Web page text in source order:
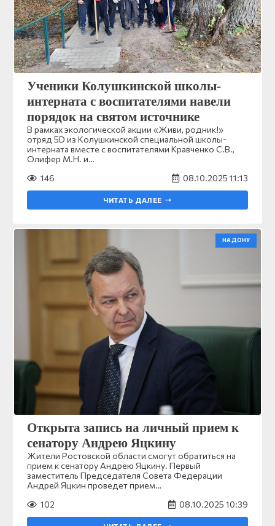
Ученики Колушкинской школы-
интерната с воспитателями навели
порядок на святом источнике
В рамках экологической акции «Живи, родник!»
отряд 5D из Колушкинской специальной школы-
интерната вместе с воспитателями Кравченко С.В.,
Олифер М.Н. и…
146
08.10.2025 11:13
ЧИТАТЬ ДАЛЕЕ
НА ДОНУ
Открыта запись на личный прием к
сенатору Андрею Яцкину
Жители Ростовской области смогут обратиться на
прием к сенатору Андрею Яцкину. Первый
заместитель Председателя Совета Федерации
Андрей Яцкин проведет прием…
102
08.10.2025 10:39